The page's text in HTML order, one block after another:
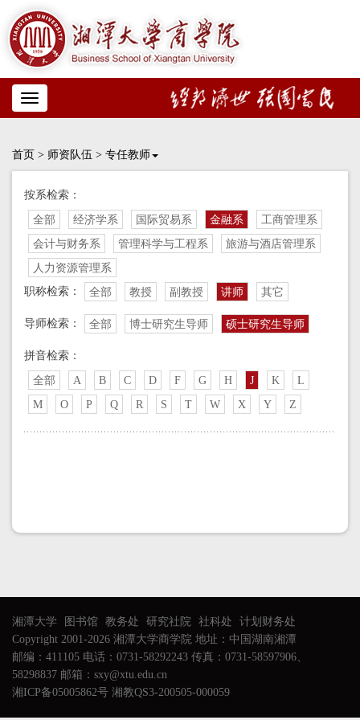
Toggle
navigation
首页 > 师资队伍 > 专任教师
按系检索：
全部 经济学系 国际贸易系 金融系
工商管理系
会计与财务系
管理科学与工程系
旅游与酒店管理系
人力资源管理系
职称检索：
全部 教授 副教授 讲师 其它
导师检索： 全部 博士研究生导师 硕士研究生导师
拼音检索：
全部 A B C D F G H J K
L
M
O P Q R S T W X Y Z
湘潭大学 图书馆 教务处 研究社院 社科处
计划财务处
Copyright 2001-2026 湘潭大学商学院 地址：中国湖南湘潭
邮编：411105 电话：0731-58292243 传真：0731-58597906、
58298837 邮箱：sxy@xtu.edu.cn
湘ICP备05005862号 湘教QS3-200505-000059